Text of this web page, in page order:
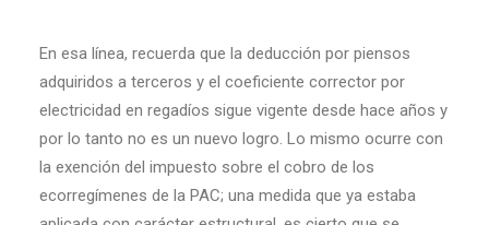
En esa línea, recuerda que la deducción por piensos
adquiridos a terceros y el coeficiente corrector por
electricidad en regadíos sigue vigente desde hace años y
por lo tanto no es un nuevo logro. Lo mismo ocurre con
la exención del impuesto sobre el cobro de los
ecorregímenes de la PAC; una medida que ya estaba